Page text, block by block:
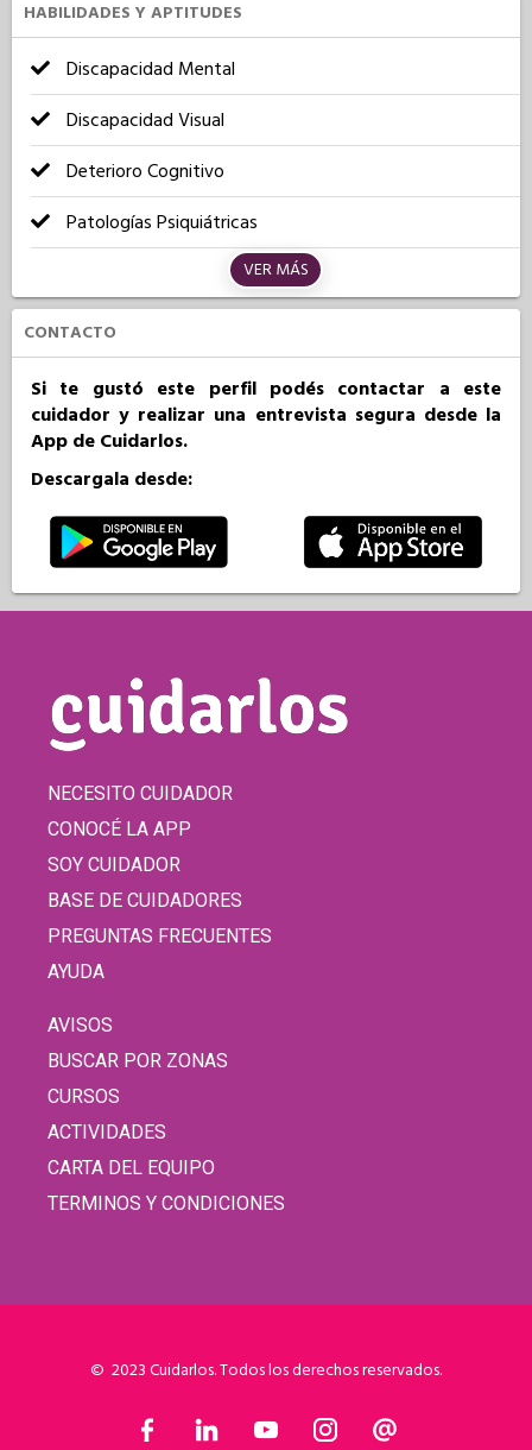
HABILIDADES Y APTITUDES
Discapacidad Mental
Discapacidad Visual
Deterioro Cognitivo
Patologías Psiquiátricas
VER MÁS
CONTACTO
Si te gustó este perfil podés contactar a este
cuidador y realizar una entrevista segura desde la
App de Cuidarlos.
Descargala desde:
NECESITO CUIDADOR
CONOCÉ LA APP
SOY CUIDADOR
BASE DE CUIDADORES
PREGUNTAS FRECUENTES
AYUDA
AVISOS
BUSCAR POR ZONAS
CURSOS
ACTIVIDADES
CARTA DEL EQUIPO
TERMINOS Y CONDICIONES
© 2023 Cuidarlos. Todos los derechos reservados.